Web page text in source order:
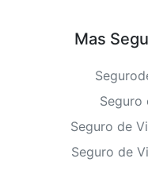
Mas
Seguro
Seguro de
Seguro de